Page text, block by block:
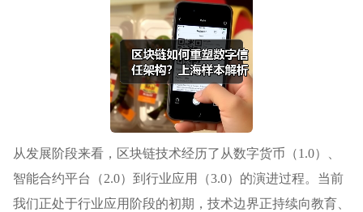
从发展阶段来看，区块链技术经历了从数字货币（1.0）、
智能合约平台（2.0）到行业应用（3.0）的演进过程。当前
我们正处于行业应用阶段的初期，技术边界正持续向教育、